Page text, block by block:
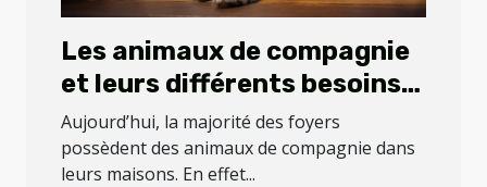
Les animaux de compagnie
et leurs différents besoins
en compléments
alimentaires
Aujourd’hui, la majorité des foyers
possèdent des animaux de compagnie dans
leurs maisons. En effet...